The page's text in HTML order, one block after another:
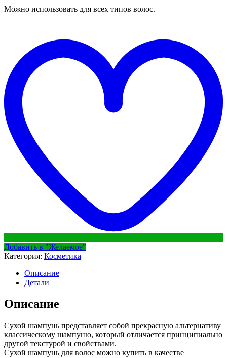
Можно использовать для всех типов волос.
Добавить в "Желаемое"
Категория: Косметика
Описание
Детали
Описание
Сухой шампунь представляет собой прекрасную альтернативу
классическому шампуню, который отличается принципиально
другой текстурой и свойствами.
Сухой шампунь для волос можно купить в качестве